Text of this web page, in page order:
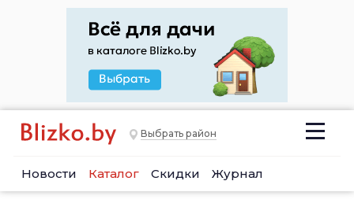
Выбрать район
Новости Каталог Скидки Журнал